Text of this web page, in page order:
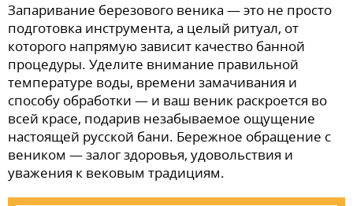
Запаривание березового веника — это не просто
подготовка инструмента, а целый ритуал, от
которого напрямую зависит качество банной
процедуры. Уделите внимание правильной
температуре воды, времени замачивания и
способу обработки — и ваш веник раскроется во
всей красе, подарив незабываемое ощущение
настоящей русской бани. Бережное обращение с
веником — залог здоровья, удовольствия и
уважения к вековым традициям.